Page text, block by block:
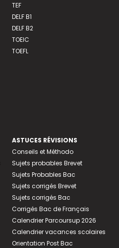
TEF
DELF B1
DELF B2
TOEIC
TOEFL
ASTUCES RÉVISIONS
Conseils et Méthodo
Sujets probables Brevet
Sujets Probables Bac
Sujets corrigés Brevet
Sujets corrigés Bac
Corrigés Bac de Français
Calendrier Parcoursup 2026
Calendrier vacances scolaires
Orientation Post Bac